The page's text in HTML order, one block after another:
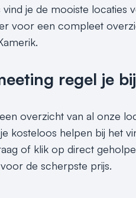
vind je de mooiste
voor een compleet
regel je
overzicht van al onze
kosteloos helpen bij het
of klik op direct
de scherpste prijs.